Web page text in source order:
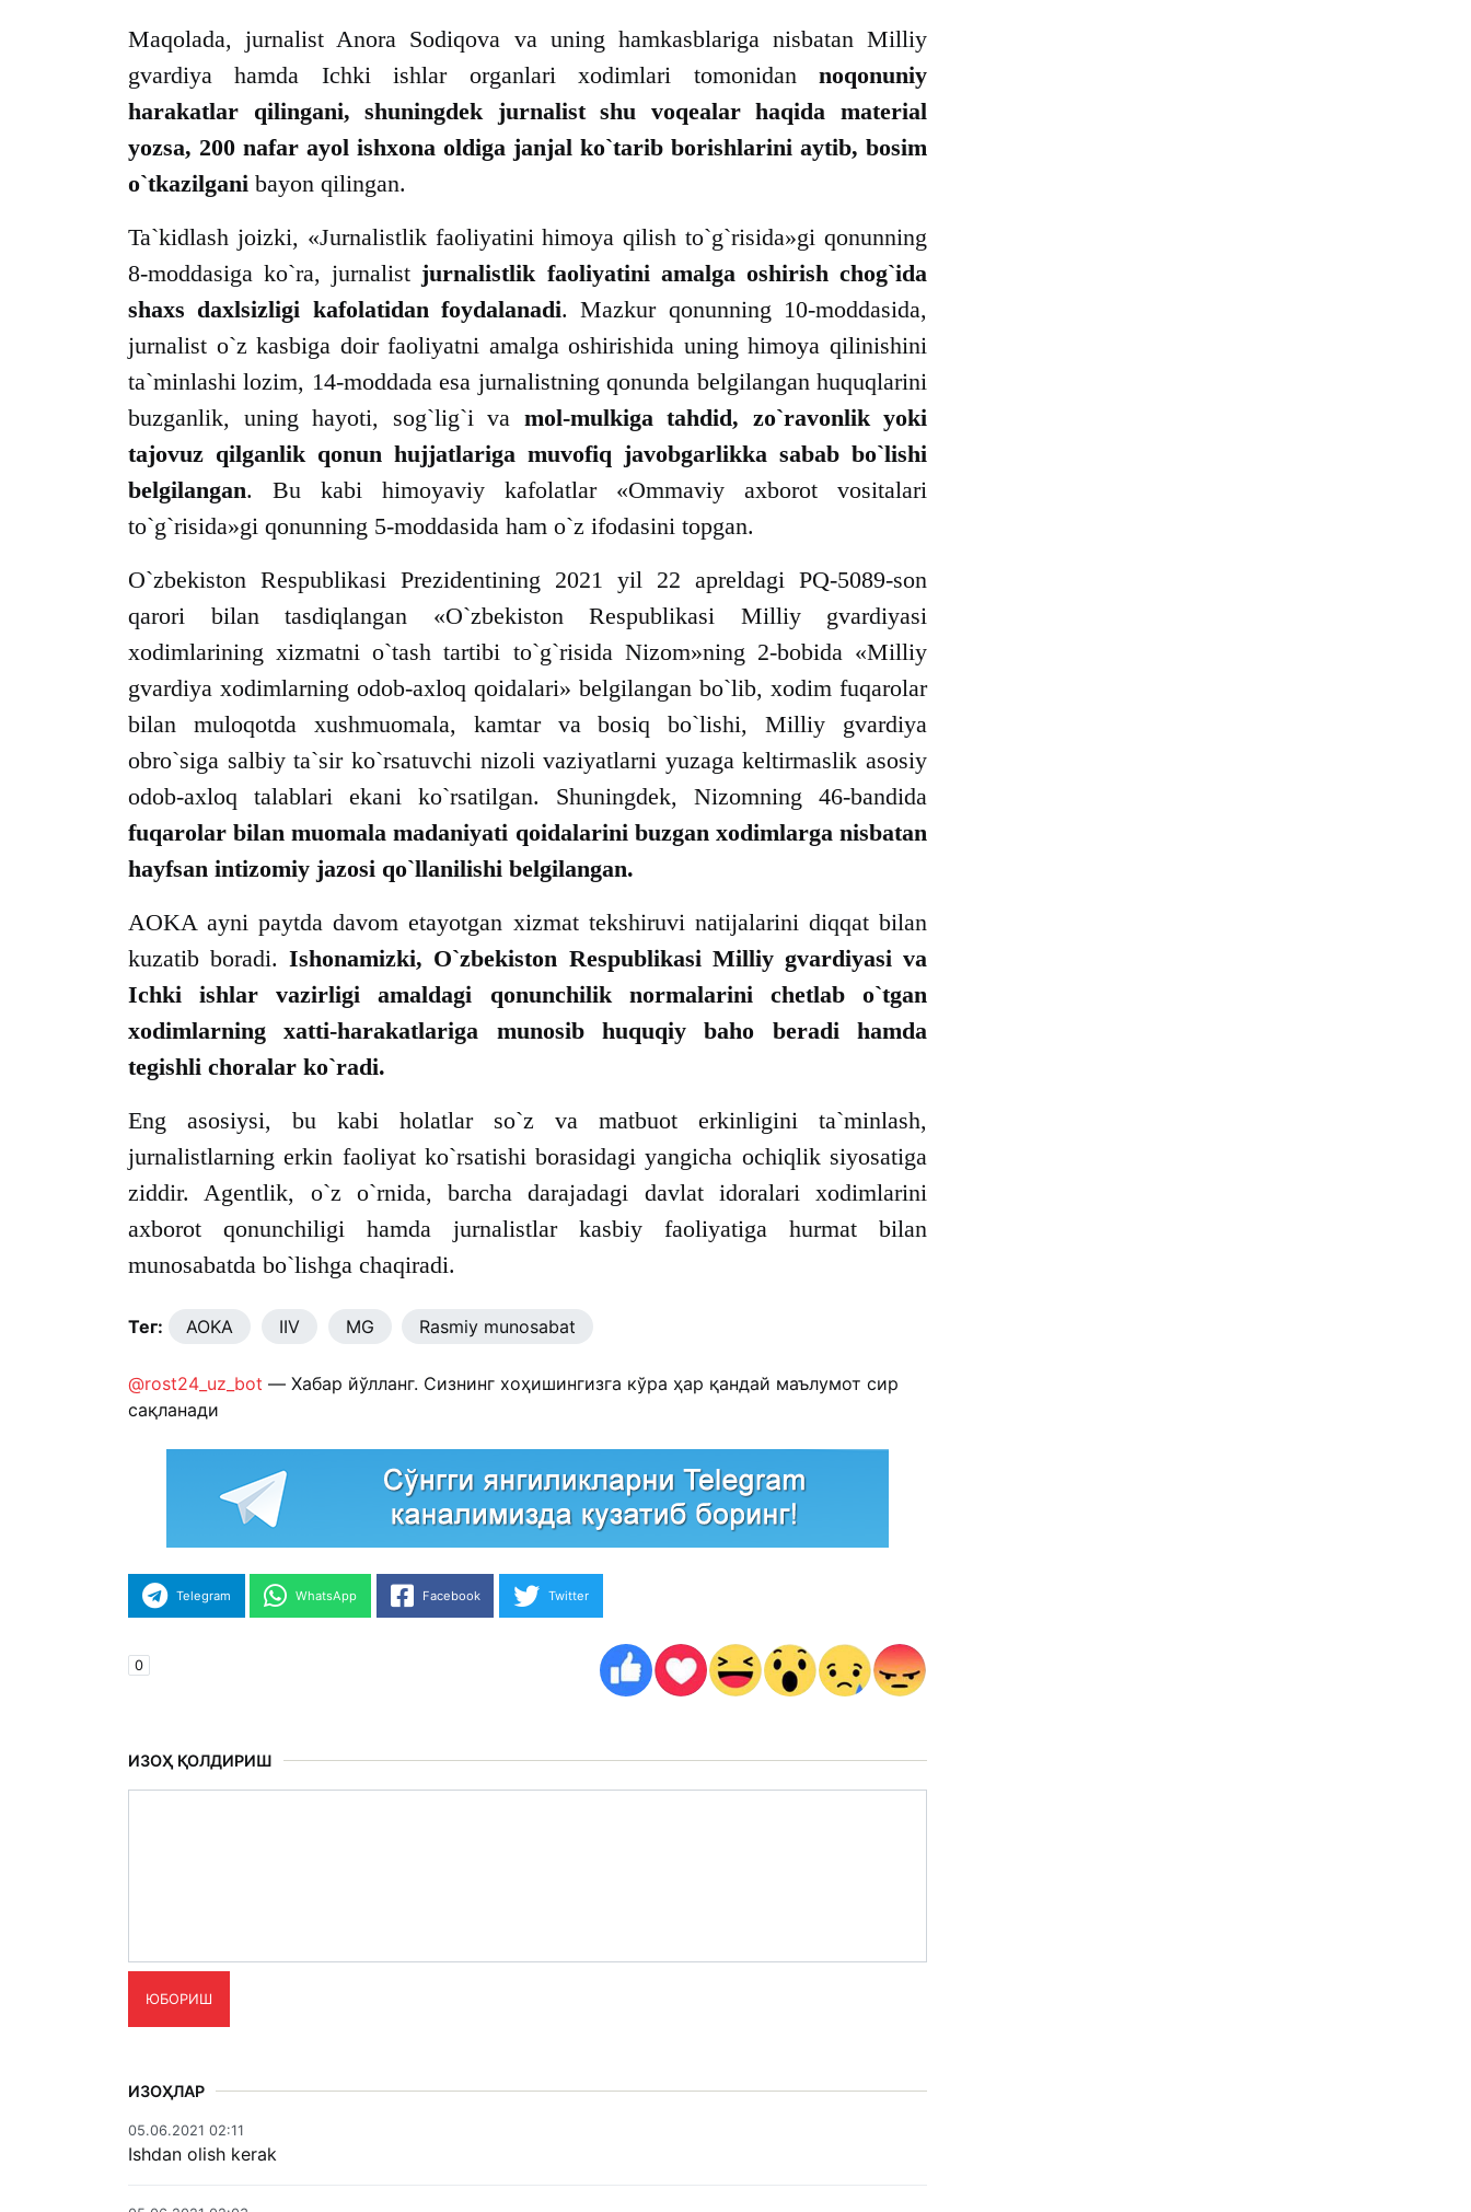
Maqolada, jurnalist Anora Sodiqova va uning hamkasblariga nisbatan Milliy
gvardiya hamda Ichki ishlar organlari xodimlari tomonidan noqonuniy
harakatlar qilingani, shuningdek jurnalist shu voqealar haqida material
yozsa, 200 nafar ayol ishxona oldiga janjal ko`tarib borishlarini aytib, bosim
o`tkazilgani bayon qilingan.
Ta`kidlash joizki, «Jurnalistlik faoliyatini himoya qilish to`g`risida»gi qonunning
8-moddasiga ko`ra, jurnalist jurnalistlik faoliyatini amalga oshirish chog`ida
shaxs daxlsizligi kafolatidan foydalanadi. Mazkur qonunning 10-moddasida,
jurnalist o`z kasbiga doir faoliyatni amalga oshirishida uning himoya qilinishini
ta`minlashi lozim, 14-moddada esa jurnalistning qonunda belgilangan huquqlarini
buzganlik, uning hayoti, sog`lig`i va mol-mulkiga tahdid, zo`ravonlik yoki
tajovuz qilganlik qonun hujjatlariga muvofiq javobgarlikka sabab bo`lishi
belgilangan. Bu kabi himoyaviy kafolatlar «Ommaviy axborot vositalari
to`g`risida»gi qonunning 5-moddasida ham o`z ifodasini topgan.
O`zbekiston Respublikasi Prezidentining 2021 yil 22 apreldagi PQ-5089-son
qarori bilan tasdiqlangan «O`zbekiston Respublikasi Milliy gvardiyasi
xodimlarining xizmatni o`tash tartibi to`g`risida Nizom»ning 2-bobida «Milliy
gvardiya xodimlarning odob-axloq qoidalari» belgilangan bo`lib, xodim fuqarolar
bilan muloqotda xushmuomala, kamtar va bosiq bo`lishi, Milliy gvardiya
obro`siga salbiy ta`sir ko`rsatuvchi nizoli vaziyatlarni yuzaga keltirmaslik asosiy
odob-axloq talablari ekani ko`rsatilgan. Shuningdek, Nizomning 46-bandida
fuqarolar bilan muomala madaniyati qoidalarini buzgan xodimlarga nisbatan
hayfsan intizomiy jazosi qo`llanilishi belgilangan.
AOKA ayni paytda davom etayotgan xizmat tekshiruvi natijalarini diqqat bilan
kuzatib boradi.Ishonamizki, O`zbekiston Respublikasi Milliy gvardiyasi va
Ichki ishlar vazirligi amaldagi qonunchilik normalarini chetlab o`tgan
xodimlarning xatti-harakatlariga munosib huquqiy baho beradi hamda
tegishli choralar ko`radi.
Eng asosiysi, bu kabi holatlar so`z va matbuot erkinligini ta`minlash,
jurnalistlarning erkin faoliyat ko`rsatishi borasidagi yangicha ochiqlik siyosatiga
ziddir. Agentlik, o`z o`rnida, barcha darajadagi davlat idoralari xodimlarini
axborot qonunchiligi hamda jurnalistlar kasbiy faoliyatiga hurmat bilan
munosabatda bo`lishga chaqiradi.
Тег: AOKA IIV MG Rasmiy munosabat
@rost24_uz_bot — Хабар йўлланг. Сизнинг хоҳишингизга кўра ҳар қандай маълумот сир
сақланади
Telegram WhatsApp Facebook Twitter
0
ИЗОҲ ҚОЛДИРИШ
ЮБОРИШ
ИЗОҲЛАР
05.06.2021 02:11
Ishdan olish kerak